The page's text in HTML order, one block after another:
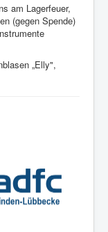
am Lagerfeuer,
(gegen Spende)
„Elly",